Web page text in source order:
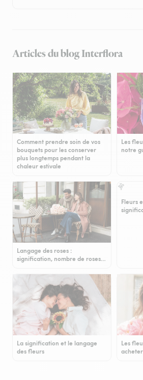
Articles du blog Interflora
Comment prendre soin de vos
bouquets pour les conserver
plus longtemps pendant la
chaleur estivale
Les
notre
Langage des roses :
signification, nombre de roses…
Fleurs
La signification et le langage
des fleurs
Les